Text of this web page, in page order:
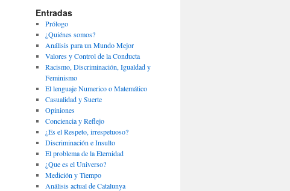
Entradas
Prólogo
¿Quiénes somos?
Análisis para un Mundo Mejor
Valores y Control de la Conducta
Racismo, Discriminación, Igualdad y
Feminismo
El lenguaje Numerico o Matemático
Casualidad y Suerte
Opiniones
Conciencia y Reflejo
¿Es el Respeto, irrespetuoso?
Discriminación e Insulto
El problema de la Eternidad
¿Que es el Universo?
Medición y Tiempo
Análisis actual de Catalunya